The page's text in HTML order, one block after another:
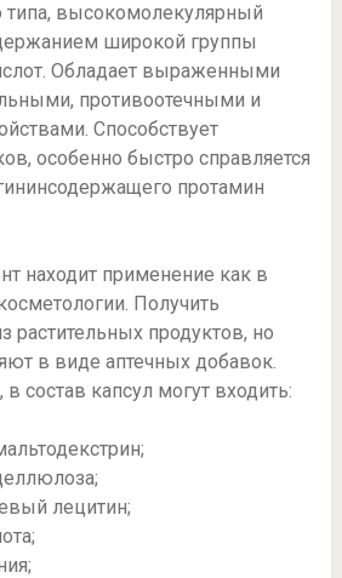
типа, высокомолекулярный
широкой группы
Обладает выраженными
противоотечными и
Способствует
особенно быстро справляется
протамин
находит применение как в
Получить
продуктов, но
в виде аптечных добавок.
состав капсул могут входить:
лецитин;